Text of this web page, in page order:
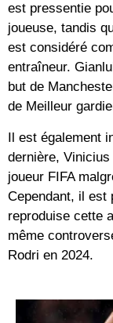
est pressentie
joueuse, tandis
est considéré
entraîneur.
but de
de Meilleur
Il est également
dernière,
joueur FIFA
Cependant, il est
reproduise cette
même
Rodri en 2024.